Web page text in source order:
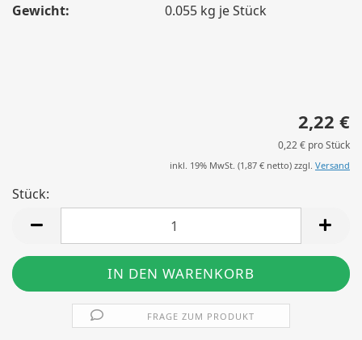
Gewicht:
0.055 kg je Stück
2,22 €
0,22 € pro Stück
inkl. 19% MwSt. (1,87 € netto) zzgl. Versand
Stück:
FRAGE ZUM PRODUKT